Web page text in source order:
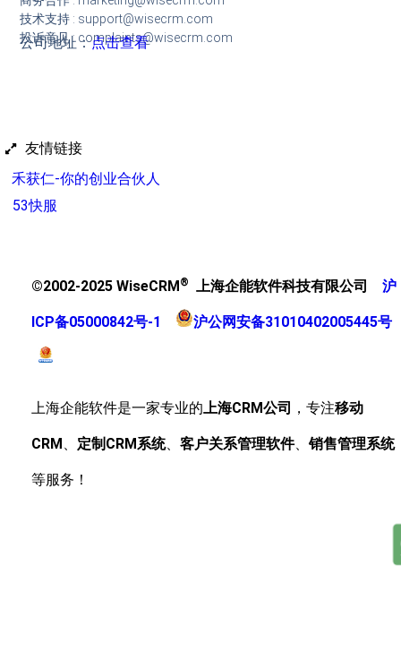
技术支持 : support@wisecrm.com
投诉意见 : complaints@wisecrm.com
公司地址：点击查看
友情链接
禾获仁-你的创业合伙人
53快服
©2002-2025 WiseCRM ® 上海企能软件科技有限公司 沪
ICP备05000842号-1 沪公网安备31010402005445号
上海企能软件是一家专业的上海CRM公司 ，专注移动
CRM 、 定制CRM系统、 客户关系管理软件、销售管理系统
等服务！